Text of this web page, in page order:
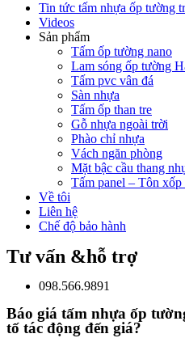
Tin tức tấm nhựa ốp tường
Videos
Sản phẩm
Tấm ốp tường nano
Lam sóng ốp tường
Tấm pvc vân đá
Sàn nhựa
Tấm ốp than tre
Gỗ nhựa ngoài trời
Phào chỉ nhựa
Vách ngăn phòng
Mặt bậc cầu thang
Tấm panel – Tôn xốp
Về tôi
Liên hệ
Chế độ bảo hành
Tư vấn &hỗ trợ
098.566.9891
Báo giá tấm nhựa ốp
tố tác động đến giá?